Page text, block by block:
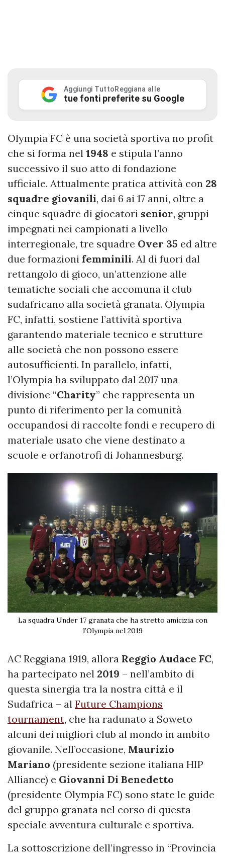
Aggiungi TuttoReggiana alle
tue fonti preferite su Google
Olympia FC è una società sportiva no profit
che si forma nel 1948 e stipula l’anno
successivo il suo atto di fondazione
ufficiale. Attualmente pratica attività con 28
squadre giovanili, dai 6 ai 17 anni, oltre a
cinque squadre di giocatori senior, gruppi
impegnati nei campionati a livello
interregionale, tre squadre Over 35 ed altre
due formazioni femminili. Al di fuori dal
rettangolo di gioco, un’attenzione alle
tematiche sociali che accomuna il club
sudafricano alla società granata. Olympia
FC, infatti, sostiene l’attività sportiva
garantendo materiale tecnico e strutture
alle società che non possono essere
autosufficienti. In parallelo, infatti,
l’Olympia ha sviluppato dal 2017 una
divisione “Charity” che rappresenta un
punto di riferimento per la comunità
occupandosi di raccolte fondi e recupero di
materiale usato che viene destinato a
scuole e orfanotrofi di Johannesburg.
La squadra Under 17 granata che ha stretto amicizia con
l’Olympia nel 2019
AC Reggiana 1919, allora Reggio Audace FC,
ha partecipato nel 2019 – nell’ambito di
questa sinergia tra la nostra città e il
Sudafrica – al Future Champions
tournament, che ha radunato a Soweto
alcuni dei migliori club al mondo in ambito
giovanile. Nell’occasione, Maurizio
Mariano (presidente sezione italiana HIP
Alliance) e Giovanni Di Benedetto
(presidente Olympia FC) sono state le guide
del gruppo granata nel corso di questa
speciale avventura culturale e sportiva.
La sottoscrizione dell’ingresso in “Provincia